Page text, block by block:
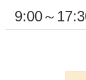
9:00～